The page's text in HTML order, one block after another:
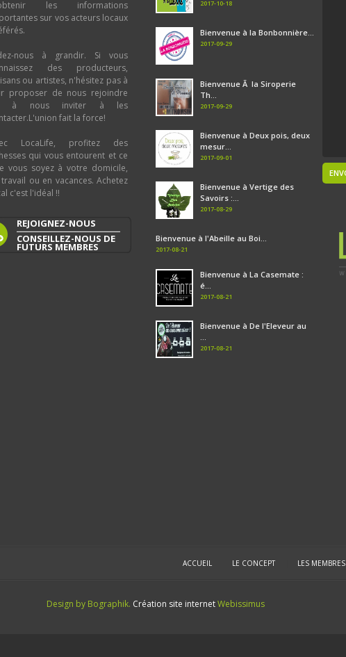
les informations
sur vos acteurs locaux
nous à grandir. Si vous
des producteurs,
ou artistes, n'hésitez pas à
proposer de nous rejoindre
à nous inviter à les
fait la force!
LocaLife, profitez des
qui vous entourent et ce
vous soyez à votre domicile,
ou en vacances. Achetez
c'est l'idéal !!
REJOIGNEZ-NOUS
CONSEILLEZ-NOUS DE
FUTURS MEMBRES
2017-10-18
Bienvenue à la Bonbonnière...
2017-09-29
Bienvenue Ã la Siroperie
Th...
2017-09-29
Bienvenue à Deux pois, deux
mesur...
2017-09-01
Bienvenue à Vertige des
Savoirs :...
2017-08-29
Bienvenue à l'Abeille au Boi...
2017-08-21
Bienvenue à La Casemate :
é...
2017-08-21
Bienvenue à De l'Eleveur au
...
2017-08-21
ACCUEIL LE CONCEPT LES MEMBRES
Design by Bographik. Création site internetWebissimus